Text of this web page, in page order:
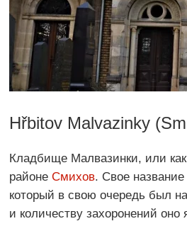
Hřbitov Malvazinky
Кладбище Малвазинки, или
районе Смихов. Свое
который в свою очередь был
и количеству захоронений